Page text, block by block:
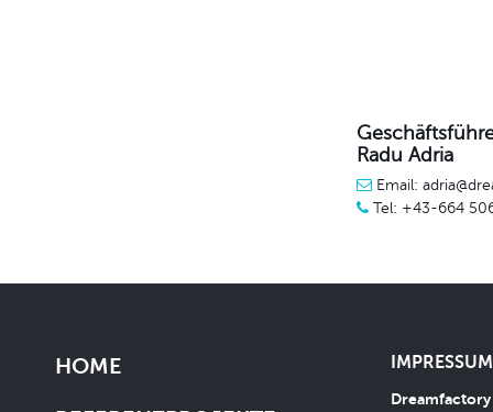
Radu Adria
Email:
Tel: +43-664
HOME